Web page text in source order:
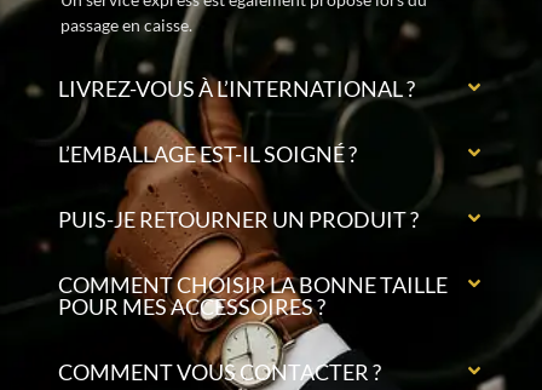
passage en caisse.
LIVREZ-VOUS À L’INTERNATIONAL ?
L’EMBALLAGE EST-IL SOIGNÉ ?
PUIS-JE RETOURNER UN PRODUIT ?
COMMENT CHOISIR LA BONNE TAILLE
POUR MES ACCESSOIRES ?
COMMENT VOUS CONTACTER ?